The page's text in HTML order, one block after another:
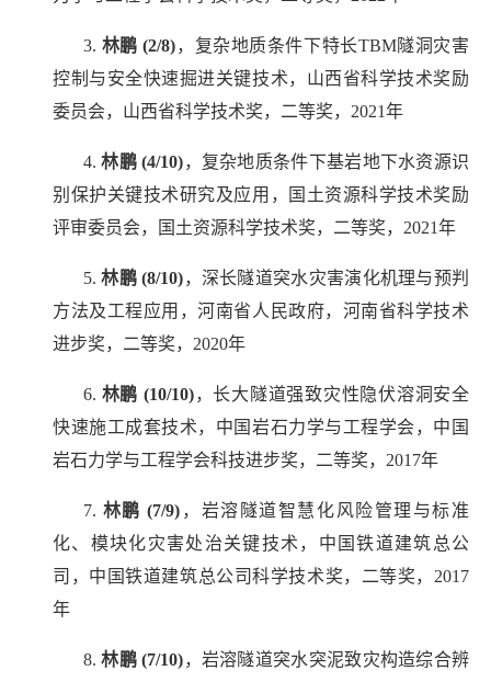
3. 林鹏 (2/8)，复杂地质条件下特长TBM隧洞灾害
控制与安全快速掘进关键技术，山西省科学技术奖励
委员会，山西省科学技术奖，二等奖， 2021年
4.林鹏(4/10)，复杂地质条件下基岩地下水资源识
别保护关键技术研究及应用，国土资源科学技术奖励
评审委员会，国土资源科学技术奖，二等奖， 2021年
5.林鹏(8/10)，深长隧道突水灾害演化机理与预判
方法及工程应用，河南省人民政府，河南省科学技术
进步奖，二等奖， 2020年
6. 林鹏 (10/10)，长大隧道强致灾性隐伏溶洞安全
快速施工成套技术，中国岩石力学与工程学会，中国
岩石力学与工程学会科技进步奖，二等奖， 2017年
7. 林鹏 (7/9) ，岩溶隧道智慧化风险管理与标准
化、模块化灾害处治关键技术，中国铁道建筑总公
司，中国铁道建筑总公司科学技术奖，二等奖， 2017
年
8.林鹏 (7/10)，岩溶隧道突水突泥致灾构造综合辨